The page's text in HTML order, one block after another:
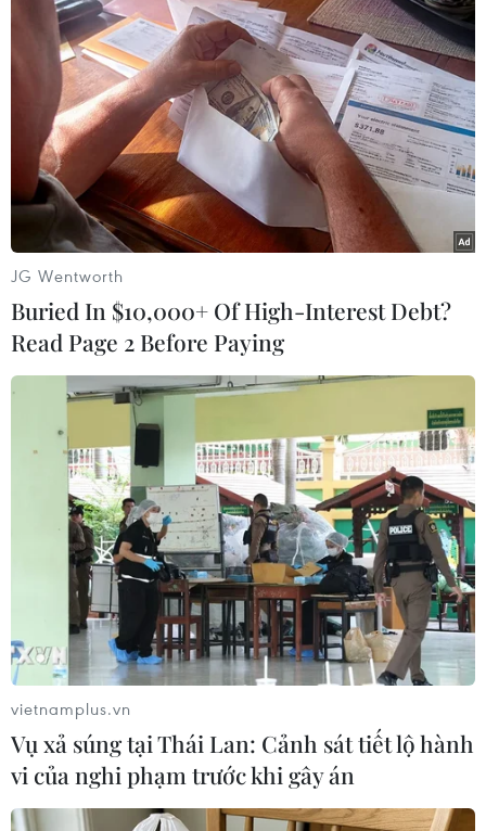
Những hoát cảnh được dàn dựng để chuẩn bị cho buổi biểu
diễn của cô trò câu lạc bộ Ca trù Đông Môn. (Ảnh: An
Đăng/TTXVN)
Những thế hệ người sẽ gìn giữ và tiếp nối truyền thống của ông
cha. (Ảnh: An Đăng/TTXVN)
(TTXVN/Vietnam+)
JG Wentworth
Buried In $10,000+ Of High-Interest Debt?
Read Page 2 Before Paying
vietnamplus.vn
Vụ xả súng tại Thái Lan: Cảnh sát tiết lộ hành
vi của nghi phạm trước khi gây án